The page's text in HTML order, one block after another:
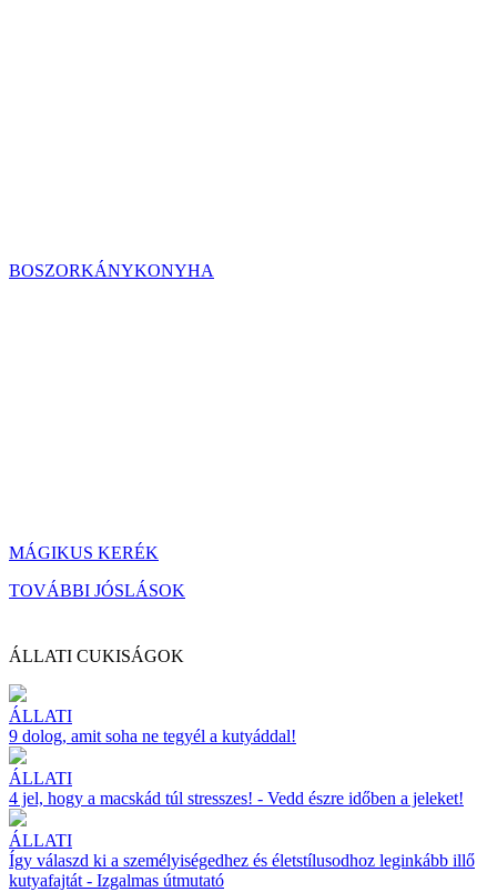
BOSZORKÁNYKONYHA
MÁGIKUS KERÉK
TOVÁBBI JÓSLÁSOK
ÁLLATI CUKISÁGOK
ÁLLATI
9 dolog, amit soha ne tegyél a kutyáddal!
ÁLLATI
4 jel, hogy a macskád túl stresszes! - Vedd észre időben a jeleket!
ÁLLATI
Így válaszd ki a személyiségedhez és életstílusodhoz leginkább illő
kutyafajtát - Izgalmas útmutató